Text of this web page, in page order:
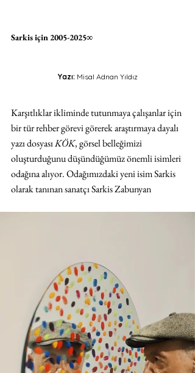
Sarkis için 2005-2025∞
Yazı: Misal Adnan Yıldız
Karşıtlıklar ikliminde tutunmaya çalışanlar için
bir tür rehber görevi görerek araştırmaya dayalı
yazı dosyası KÖK, görsel belleğimizi
oluşturduğunu düşündüğümüz önemli isimleri
odağına alıyor. Odağımızdaki yeni isim Sarkis
olarak tanınan sanatçı Sarkis Zabunyan